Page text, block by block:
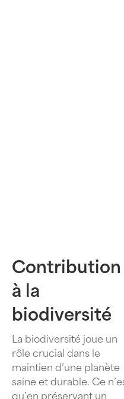
Contribution
à la
biodiversité
La biodiversité joue un
rôle crucial dans le
maintien d’une planète
saine et durable. Ce
qu’en préservant un